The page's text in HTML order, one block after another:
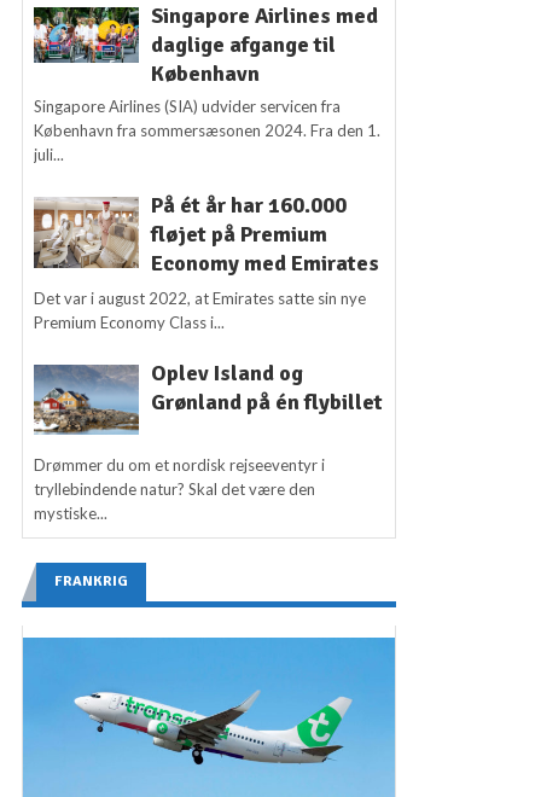
Singapore Airlines med
daglige afgange til
København
Singapore Airlines (SIA) udvider servicen fra
København fra sommersæsonen 2024. Fra den 1.
juli...
På ét år har 160.000
fløjet på Premium
Economy med Emirates
Det var i august 2022, at Emirates satte sin nye
Premium Economy Class i...
Oplev Island og
Grønland på én flybillet
Drømmer du om et nordisk rejseeventyr i
tryllebindende natur? Skal det være den
mystiske...
FRANKRIG